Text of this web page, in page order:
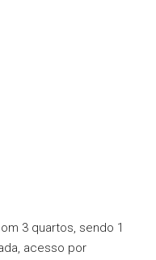
3 quartos, sendo 1
acesso por